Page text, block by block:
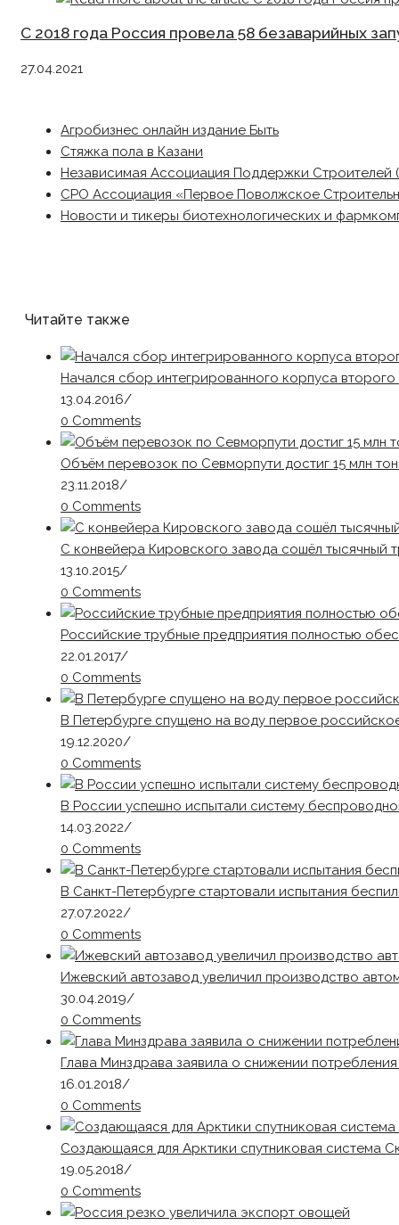
С 2018 года Россия провела 58 безаварийных
27.04.2021
Агробизнес онлайн издание Быть
Стяжка пола в Казани
Независимая Ассоциация Поддержки Строителей
СРО Ассоциация «Первое Поволжское
Новости и тикеры биотехнологических и
Читайте также
Начался сбор интегрированного корпуса
13.04.2016/
0 Comments
Объём перевозок по Севморпути достиг 15 млн
23.11.2018/
0 Comments
С конвейера Кировского завода сошёл тысячный
13.10.2015/
0 Comments
Российские трубные предприятия полностью
22.01.2017/
0 Comments
В Петербурге спущено на воду первое
19.12.2020/
0 Comments
В России успешно испытали систему
14.03.2022/
0 Comments
В Санкт-Петербурге стартовали испытания
27.07.2022/
0 Comments
Ижевский автозавод увеличил производство
30.04.2019/
0 Comments
Глава Минздрава заявила о снижении
16.01.2018/
0 Comments
Создающаяся для Арктики спутниковая система
19.05.2018/
0 Comments